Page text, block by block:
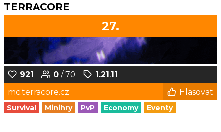
TERRACORE
27.
921 0 / 70
1.21.11
mc.terracore.cz
Hlasovat
Survival Minihry PvP Economy Eventy